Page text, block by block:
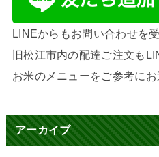
LINEからもお問い合わせを
旧松江市内の配達ご注文も
お米のメニューをご参考にお
アーカイブ